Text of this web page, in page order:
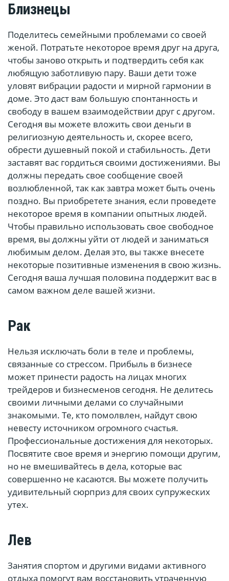
Близнецы
Поделитесь семейными проблемами со своей
женой. Потратьте некоторое время друг на друга,
чтобы заново открыть и подтвердить себя как
любящую заботливую пару. Ваши дети тоже
уловят вибрации радости и мирной гармонии в
доме. Это даст вам большую спонтанность и
свободу в вашем взаимодействии друг с другом.
Сегодня вы можете вложить свои деньги в
религиозную деятельность и, скорее всего,
обрести душевный покой и стабильность. Дети
заставят вас гордиться своими достижениями. Вы
должны передать свое сообщение своей
возлюбленной, так как завтра может быть очень
поздно. Вы приобретете знания, если проведете
некоторое время в компании опытных людей.
Чтобы правильно использовать свое свободное
время, вы должны уйти от людей и заниматься
любимым делом. Делая это, вы также внесете
некоторые позитивные изменения в свою жизнь.
Сегодня ваша лучшая половина поддержит вас в
самом важном деле вашей жизни.
Рак
Нельзя исключать боли в теле и проблемы,
связанные со стрессом. Прибыль в бизнесе
может принести радость на лицах многих
трейдеров и бизнесменов сегодня. Не делитесь
своими личными делами со случайными
знакомыми. Те, кто помолвлен, найдут свою
невесту источником огромного счастья.
Профессиональные достижения для некоторых.
Посвятите свое время и энергию помощи другим,
но не вмешивайтесь в дела, которые вас
совершенно не касаются. Вы можете получить
удивительный сюрприз для своих супружеских
утех.
Лев
Занятия спортом и другими видами активного
отдыха помогут вам восстановить утраченную